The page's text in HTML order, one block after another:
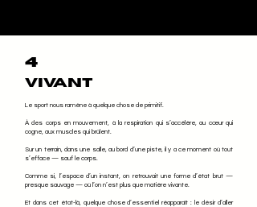
4
Vivant
Le sport nous ramène à quelque chose de primitif.
À des corps en mouvement, à la respiration qui s’accélère, au cœur qui
cogne, aux muscles qui brûlent.
Sur un terrain, dans une salle, au bord d’une piste, il y a ce moment où tout
s’efface — sauf le corps.
Comme si, l’espace d’un instant, on retrouvait une forme d’état brut —
presque sauvage — où l’on n’est plus que matière vivante.
Et dans cet état-là, quelque chose d’essentiel réapparaît : le désir d’aller